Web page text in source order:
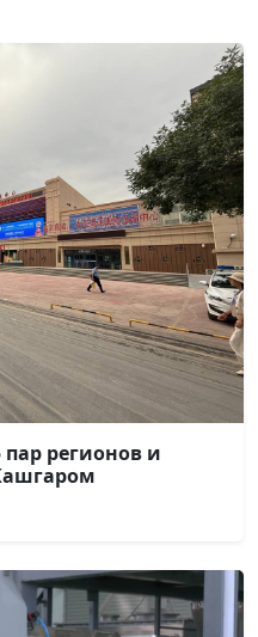
пар регионов и